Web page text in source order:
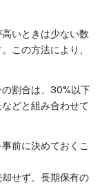
いときは少ない数
この方法により、
割合は、30%以下
どと組み合わせて
前に決めておくこ
せず、長期保有の